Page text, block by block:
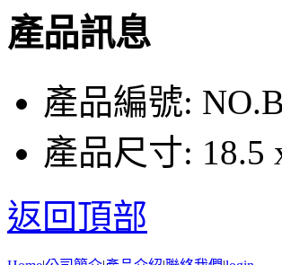
產品訊息
產品編號:
產品尺寸: 18.5
返回頂部